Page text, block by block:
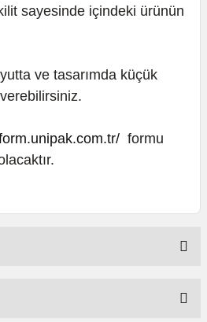
sayesinde içindeki ürünün
ve tasarımda küçük
formu